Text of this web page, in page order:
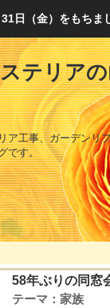
日（金）をもちま
テリア
ア工事、ガーデンリ
です。
58年ぶりの同窓
テーマ： 家族